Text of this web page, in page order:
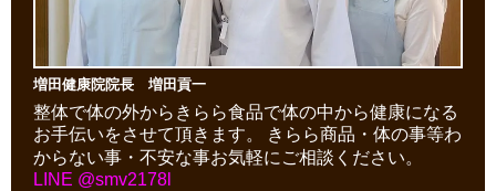
増田健康院院長 増田貢一
整体で体の外からきらら食品で体の中から健康になる
お手伝いをさせて頂きます。
きらら商品・体の事等わ
からない事・不安な事お気軽にご相談ください。
LINE @smv2178l